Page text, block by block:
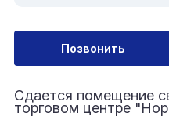
Позвонить
Сдается помещение
торговом центре